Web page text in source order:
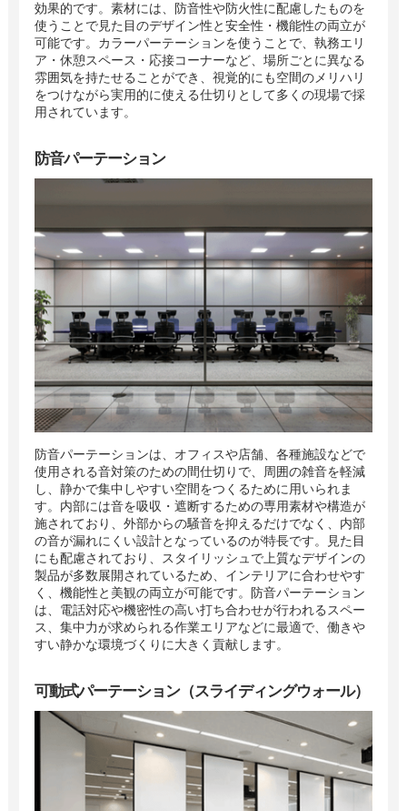
効果的です。素材には、防音性や防火性に配慮したものを
使うことで見た目のデザイン性と安全性・機能性の両立が
可能です。カラーパーテーションを使うことで、執務エリ
ア・休憩スペース・応接コーナーなど、場所ごとに異なる
雰囲気を持たせることができ、視覚的にも空間のメリハリ
をつけながら実用的に使える仕切りとして多くの現場で採
用されています。
防音パーテーション
防音パーテーションは、オフィスや店舗、各種施設などで
使用される音対策のための間仕切りで、周囲の雑音を軽減
し、静かで集中しやすい空間をつくるために用いられま
す。内部には音を吸収・遮断するための専用素材や構造が
施されており、外部からの騒音を抑えるだけでなく、内部
の音が漏れにくい設計となっているのが特長です。見た目
にも配慮されており、スタイリッシュで上質なデザインの
製品が多数展開されているため、インテリアに合わせやす
く、機能性と美観の両立が可能です。防音パーテーション
は、電話対応や機密性の高い打ち合わせが行われるスペー
ス、集中力が求められる作業エリアなどに最適で、働きや
すい静かな環境づくりに大きく貢献します。
可動式パーテーション（スライディングウォール）